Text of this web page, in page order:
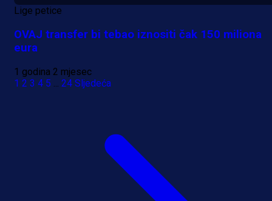
Lige petice
OVAJ transfer bi tebao iznositi čak 150 miliona
eura
1 godina 2 mjesec
1 2 3 4 5 ... 24 Sljedeća